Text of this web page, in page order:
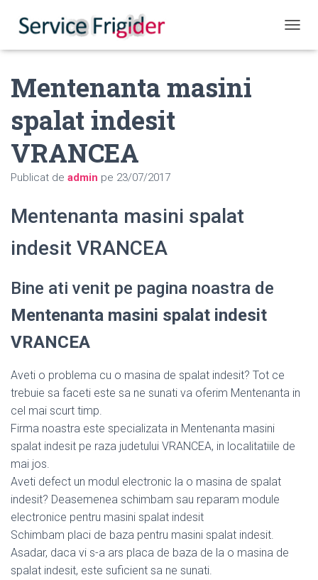
Mentenanta masini
spalat indesit
VRANCEA
Publicat de admin pe 23/07/2017
Mentenanta masini spalat
indesit VRANCEA
Bine ati venit pe pagina noastra de
Mentenanta masini spalat indesit
VRANCEA
Aveti o problema cu o masina de spalat indesit? Tot ce
trebuie sa faceti este sa ne sunati va oferim Mentenanta in
cel mai scurt timp.
Firma noastra este specializata in Mentenanta masini
spalat indesit pe raza judetului VRANCEA, in localitatiile de
mai jos.
Aveti defect un modul electronic la o masina de spalat
indesit? Deasemenea schimbam sau reparam module
electronice pentru masini spalat indesit
Schimbam placi de baza pentru masini spalat indesit.
Asadar, daca vi s-a ars placa de baza de la o masina de
spalat indesit, este suficient sa ne sunati.